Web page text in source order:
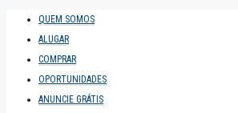
QUEM SOMOS
ALUGAR
COMPRAR
OPORTUNIDADES
ANUNCIE GRÁTIS